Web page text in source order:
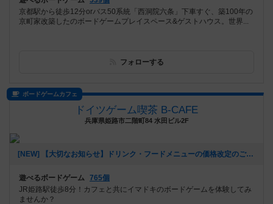
京都駅から徒歩12分orバス50系統「西洞院六条」下車すぐ、築100年の
京町家改築したのボードゲームプレイスペース&ゲストハウス。世界...
フォローする
ボードゲームカフェ
ドイツゲーム喫茶 B-CAFE
兵庫県姫路市二階町84 水田ビル2F
[NEW] 【大切なお知らせ】ドリンク・フードメニューの価格改定のご案内（2025年08月05日 16時49分）
遊べるボードゲーム 765個
JR姫路駅徒歩8分！カフェと共にイマドキのボードゲームを体験してみ
ませんか？